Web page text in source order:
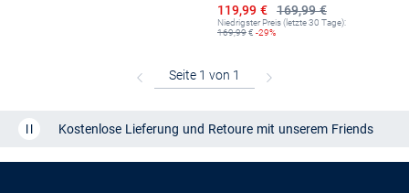
169,99 €
Ermäßigter Preis
119,99 €
Niedrigster Preis (letzte 30 Tage):
169,99€ -29%
Kostenlose Lieferung und Retoure mit unserem Friends
CLUB